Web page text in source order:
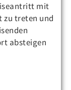
mit
zu treten und
absteigen